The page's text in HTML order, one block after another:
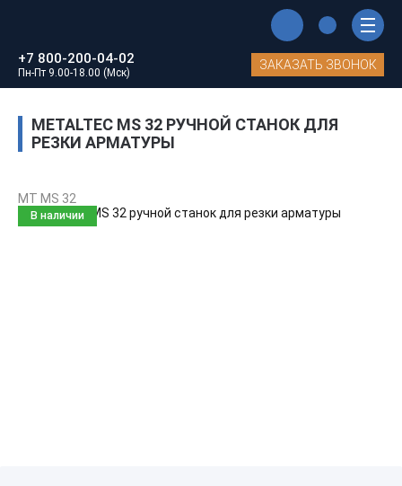
+7 800-200-04-02
Пн-Пт 9.00-18.00 (Мск)
ЗАКАЗАТЬ ЗВОНОК
Станки для резки арматуры
MetalTec MS 32 ручной станок для резки арматуры
METALTEC MS 32 РУЧНОЙ СТАНОК ДЛЯ
РЕЗКИ АРМАТУРЫ
MT MS 32
В наличии